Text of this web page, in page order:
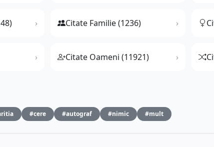
Citate Familie (1236)
Citate Oameni (11921)
#cere #autograf #nimic #mult